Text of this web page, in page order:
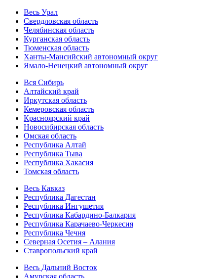
Весь Урал
Свердловская область
Челябинская область
Курганская область
Тюменская область
Ханты-Мансийский автономный округ
Ямало-Ненецкий автономный округ
Вся Сибирь
Алтайский край
Иркутская область
Кемеровская область
Красноярский край
Новосибирская область
Омская область
Республика Алтай
Республика Тыва
Республика Хакасия
Томская область
Весь Кавказ
Республика Дагестан
Республика Ингушетия
Республика Кабардино-Балкария
Республика Карачаево-Черкесия
Республика Чечня
Северная Осетия – Алания
Ставропольский край
Весь Дальний Восток
Амурская область